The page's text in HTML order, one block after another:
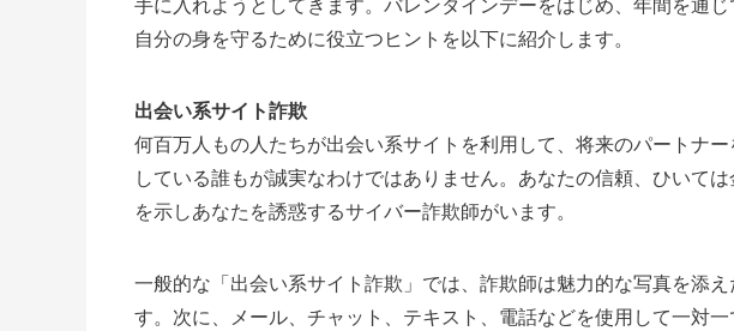
手に入れようとしてきます。バレンタインデーをはじめ、年間を通じ
自分の身を守るために役立つヒントを以下に紹介します。
出会い系サイト詐欺
何百万人もの人たちが出会い系サイトを利用して、将来のパートナ
している誰もが誠実なわけではありません。あなたの信頼、ひいて
を示しあなたを誘惑するサイバー詐欺師がいます。
一般的な「出会い系サイト詐欺」では、詐欺師は魅力的な写真を添
す。次に、メール、チャット、テキスト、電話などを使用して一対